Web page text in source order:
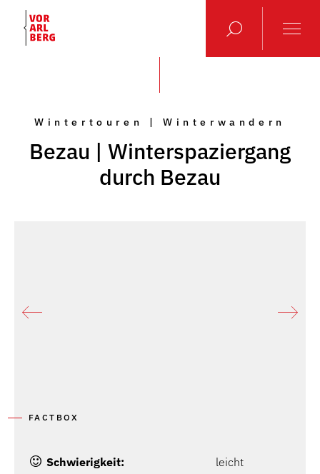
Wintertouren | Winterwandern
Bezau | Winterspaziergang
durch Bezau
FACTBOX
Schwierigkeit:
leicht